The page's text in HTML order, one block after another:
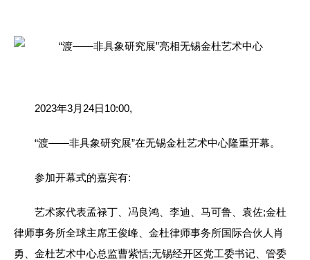
2023年3月24日10:00,
“渡——非具象研究展”在无锡金杜艺术中心隆重开幕。
参加开幕式的嘉宾有:
艺术家代表孟禄丁、冯良鸿、李迪、马可鲁、袁佐;金杜
律师事务所全球主席王俊峰、金杜律师事务所国际合伙人肖
勇、金杜艺术中心总监曹紫恬;无锡经开区党工委书记、管委